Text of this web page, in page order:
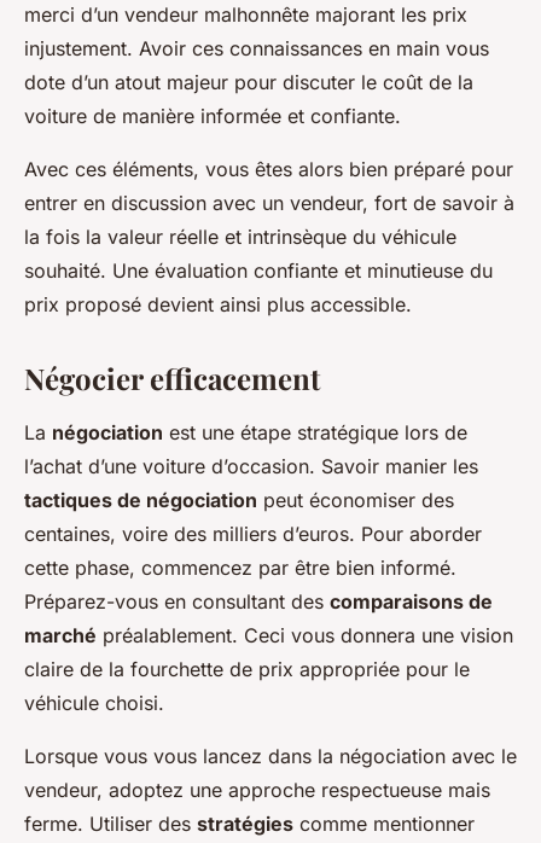
merci d’un vendeur malhonnête majorant les prix
injustement. Avoir ces connaissances en main vous
dote d’un atout majeur pour discuter le coût de la
voiture de manière informée et confiante.
Avec ces éléments, vous êtes alors bien préparé pour
entrer en discussion avec un vendeur, fort de savoir à
la fois la valeur réelle et intrinsèque du véhicule
souhaité. Une évaluation confiante et minutieuse du
prix proposé devient ainsi plus accessible.
Négocier efficacement
La négociation est une étape stratégique lors de
l’achat d’une voiture d’occasion. Savoir manier les
tactiques de négociation peut économiser des
centaines, voire des milliers d’euros. Pour aborder
cette phase, commencez par être bien informé.
Préparez-vous en consultant des comparaisons de
marché préalablement. Ceci vous donnera une vision
claire de la fourchette de prix appropriée pour le
véhicule choisi.
Lorsque vous vous lancez dans la négociation avec le
vendeur, adoptez une approche respectueuse mais
ferme. Utiliser des stratégies comme mentionner